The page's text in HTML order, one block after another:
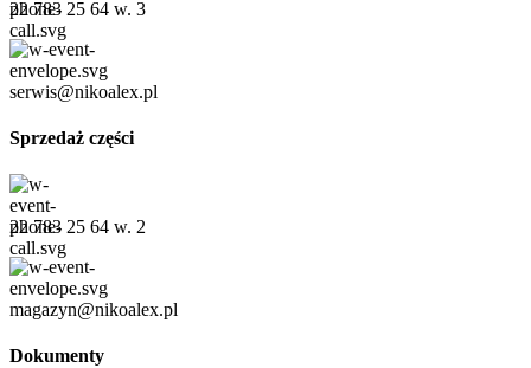
22 783 25 64 w. 3
serwis@nikoalex.pl
Sprzedaż części
22 783 25 64 w. 2
magazyn@nikoalex.pl
Dokumenty